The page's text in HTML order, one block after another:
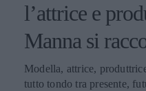
l’attrice e
Manna si
Modella, attrice,
tutto tondo tra presente,